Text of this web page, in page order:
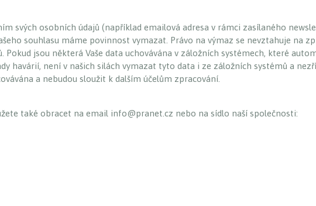
svých osobních údajů (například emailová adresa v rámci zasílaného
souhlasu máme povinnost vymazat. Právo na výmaz se nevztahuje na
Pokud jsou některá Vaše data uchovávána v záložních systémech, které
havárií, není v našich silách vymazat tyto data i ze záložních systémů a
a nebudou sloužit k dalším účelům zpracování.
také obracet na email info@pranet.cz nebo na sídlo naší společnosti: